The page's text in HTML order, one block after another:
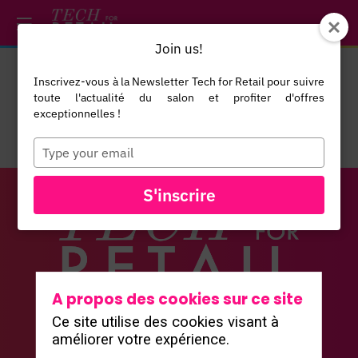
contenu
Le salon
A propos des cookies sur ce site
Ce site utilise des cookies visant à
améliorer votre expérience.
*/
Join us!
Inscrivez-vous à la Newsletter Tech for Retail pour suivre
toute l'actualité du salon et profiter d'offres
exceptionnelles !
Type
your
email
S'inscrire